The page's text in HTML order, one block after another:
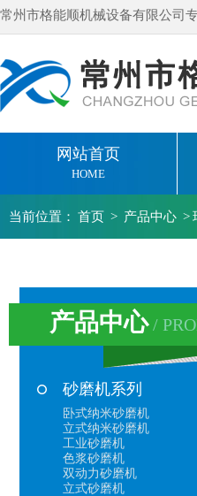
常州市格能顺机械设备有限公司
网站首页
HOME
当前位置： 首页 > 产品中心 >
产品中心/
砂磨机系列
卧式纳米砂磨机
立式纳米砂磨机
工业砂磨机
色浆砂磨机
双动力砂磨机
立式砂磨机